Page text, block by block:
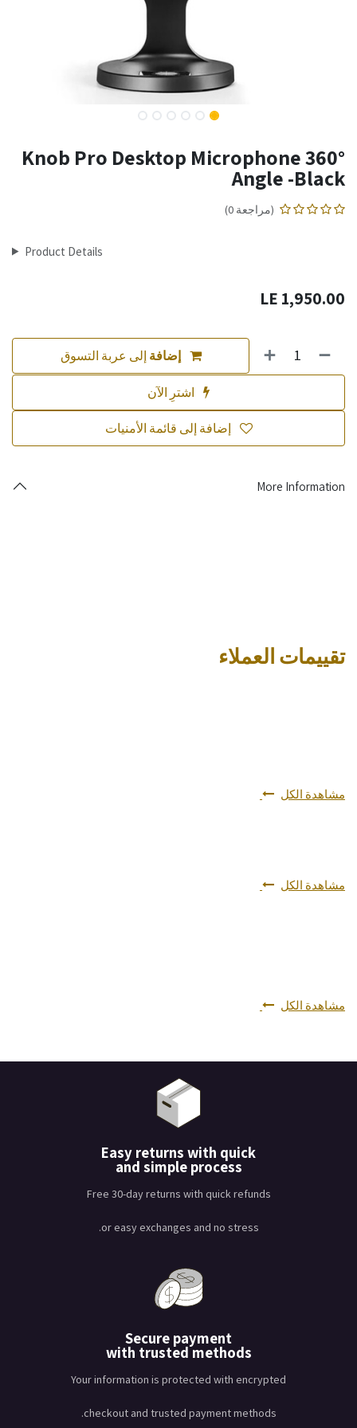
Knob Pro Desktop Microphone 360°
Angle -Black
(مراجعة 0)
Product Details
1,950.00
إضافة إلى عربة التسوق
إضافة إلى قائمة الأمنيات
More Information
تقييمات العملاء
مشاهدة الكل
مشاهدة الكل
مشاهدة الكل
Easy returns with quick
and simple process
Free 30-day returns with quick refunds
or easy exchanges and no stress.
Secure payment
with trusted methods
Your information is protected with encrypted
checkout and trusted payment methods.